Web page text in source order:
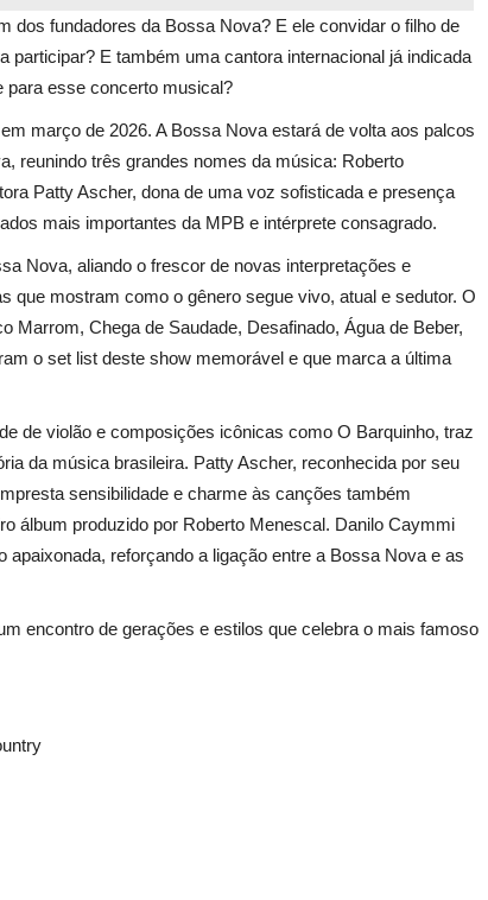
dos fundadores da Bossa Nova? E ele convidar o filho de
participar? E também uma cantora internacional já indicada
esse concerto musical?
março de 2026. A Bossa Nova estará de volta aos palcos
reunindo três grandes nomes da música: Roberto
Patty Ascher, dona de uma voz sofisticada e presença
mais importantes da MPB e intérprete consagrado.
Nova, aliando o frescor de novas interpretações e
que mostram como o gênero segue vivo, atual e sedutor. O
Marrom, Chega de Saudade, Desafinado, Água de Beber,
o set list deste show memorável e que marca a última
de violão e composições icônicas como O Barquinho, traz
da música brasileira. Patty Ascher, reconhecida por seu
sensibilidade e charme às canções também
álbum produzido por Roberto Menescal. Danilo Caymmi
reforçando a ligação entre a Bossa Nova e as
encontro de gerações e estilos que celebra o mais famoso